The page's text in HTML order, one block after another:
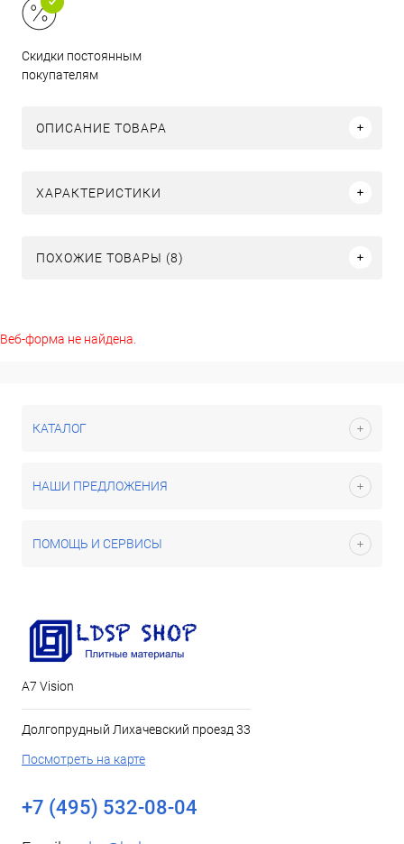
Скидки постоянным
покупателям
ОПИСАНИЕ ТОВАРА
ХАРАКТЕРИСТИКИ
ПОХОЖИЕ ТОВАРЫ (8)
Веб-форма не найдена.
КАТАЛОГ
НАШИ ПРЕДЛОЖЕНИЯ
ПОМОЩЬ И СЕРВИСЫ
А7 Vision
Долгопрудный Лихачевский проезд 33
Посмотреть на карте
+7 (495) 532-08-04